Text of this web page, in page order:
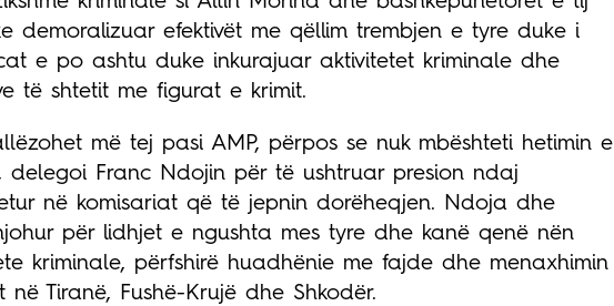
demoralizuar efektivët me qëllim trembjen e tyre duke i
e po ashtu duke inkurajuar aktivitetet kriminale dhe
të shtetit me figurat e krimit.
më tej pasi AMP, përpos se nuk mbështeti hetimin e
delegoi Franc Ndojin për të ushtruar presion ndaj
në komisariat që të jepnin dorëheqjen. Ndoja dhe
për lidhjet e ngushta mes tyre dhe kanë qenë nën
kriminale, përfshirë huadhënie me fajde dhe menaxhimin
Tiranë, Fushë-Krujë dhe Shkodër.